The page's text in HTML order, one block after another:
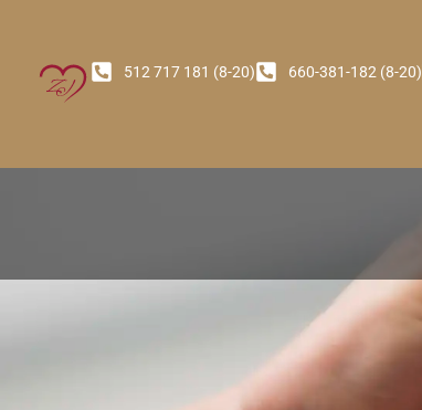
512 717 181 (8-20) 660-381-182 (8-20)